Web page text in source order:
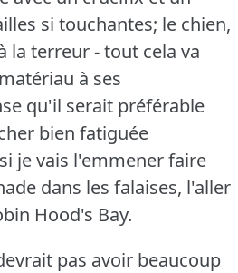
si touchantes; le chien,
la terreur - tout cela va
à ses
qu'il serait préférable
bien fatiguée
je vais l'emmener faire
dans les falaises, l'aller
Hood's Bay.
pas avoir beaucoup